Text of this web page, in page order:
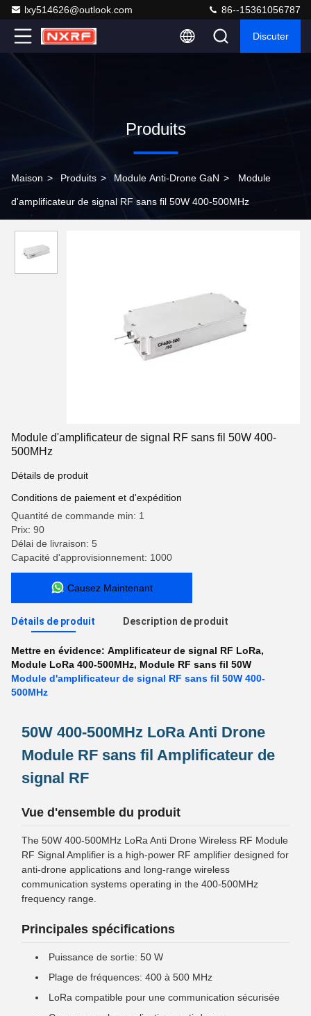
lxy514626@outlook.com 86--15361056787
Discuter
Produits
Maison > Produits > Module Anti-Drone GaN > Module
d'amplificateur de signal RF sans fil 50W 400-500MHz
Module d'amplificateur de signal RF sans fil 50W 400-
500MHz
Détails de produit
Conditions de paiement et d'expédition
Quantité de commande min: 1
Prix: 90
Délai de livraison: 5
Capacité d'approvisionnement: 1000
Causez Maintenant
Détails de produit Description de produit
Mettre en évidence: Amplificateur de signal RF LoRa,
Module LoRa 400-500MHz, Module RF sans fil 50W
Module d'amplificateur de signal RF sans fil 50W 400-
500MHz
50W 400-500MHz LoRa Anti Drone
Module RF sans fil Amplificateur de
signal RF
Vue d'ensemble du produit
The 50W 400-500MHz LoRa Anti Drone Wireless RF Module
RF Signal Amplifier is a high-power RF amplifier designed for
anti-drone applications and long-range wireless
communication systems operating in the 400-500MHz
frequency range.
Principales spécifications
Puissance de sortie: 50 W
Plage de fréquences: 400 à 500 MHz
LoRa compatible pour une communication sécurisée